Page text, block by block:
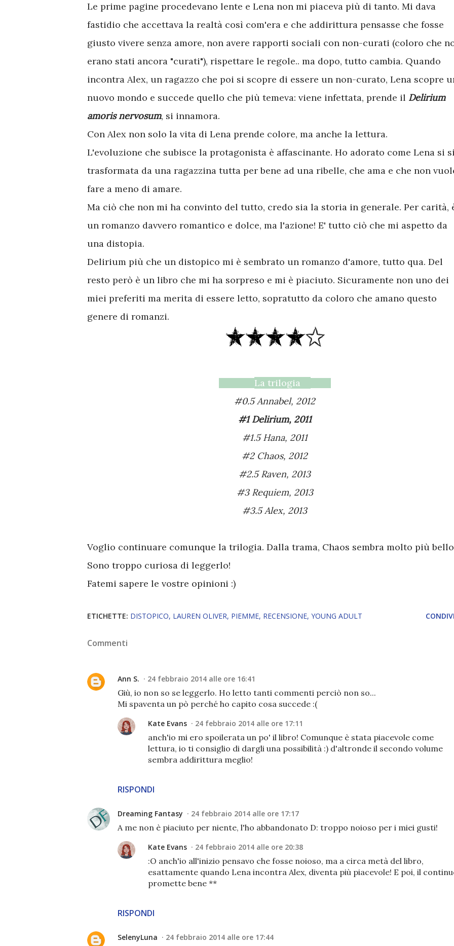
Le prime pagine procedevano lente e Lena non mi piaceva più di tanto. Mi dava
fastidio che accettava la realtà così com'era e che addirittura pensasse che fosse
giusto vivere senza amore, non avere rapporti sociali con non-curati (coloro che
erano stati ancora "curati"), rispettare le regole.. ma dopo, tutto cambia. Quando
incontra Alex, un ragazzo che poi si scopre di essere un non-curato, Lena scopre
nuovo mondo e succede quello che più temeva: viene infettata, prende il Delirium
amoris nervosum, si innamora.
Con Alex non solo la vita di Lena prende colore, ma anche la lettura.
L'evoluzione che subisce la protagonista è affascinante. Ho adorato come Lena si
trasformata da una ragazzina tutta per bene ad una ribelle, che ama e che non
fare a meno di amare.
Ma ciò che non mi ha convinto del tutto, credo sia la storia in generale. Per carità,
un romanzo davvero romantico e dolce, ma l'azione! E' tutto ciò che mi aspetto da
una distopia.
Delirium più che un distopico mi è sembrato un romanzo d'amore, tutto qua. Del
resto però è un libro che mi ha sorpreso e mi è piaciuto. Sicuramente non uno dei
miei preferiti ma merita di essere letto, sopratutto da coloro che amano questo
genere di romanzi.
La trilogia
#0.5 Annabel, 2012
#1 Delirium, 2011
#1.5 Hana, 2011
#2 Chaos, 2012
#2.5 Raven, 2013
#3 Requiem, 2013
#3.5 Alex, 2013
Voglio continuare comunque la trilogia. Dalla trama, Chaos sembra molto più
Sono troppo curiosa di leggerlo!
Fatemi sapere le vostre opinioni :)
ETICHETTE: DISTOPICO LAUREN OLIVER PIEMME RECENSIONE YOUNG ADULT
Commenti
Ann S. 24 febbraio 2014 alle ore 16:41
Giù, io non so se leggerlo. Ho letto tanti commenti perciò non so...
Mi spaventa un pò perché ho capito cosa succede :(
RISPONDI
Kate Evans 24 febbraio 2014 alle ore 17:11
anch'io mi ero spoilerata un po' il libro! Comunque è stata piacevole come
lettura, io ti consiglio di dargli una possibilità :) d'altronde il secondo volume
sembra addirittura meglio!
Dreaming Fantasy 24 febbraio 2014 alle ore 17:17
A me non è piaciuto per niente, l'ho abbandonato D: troppo noioso per i miei gusti!
RISPONDI
Kate Evans 24 febbraio 2014 alle ore 20:38
:O anch'io all'inizio pensavo che fosse noioso, ma a circa metà del libro,
esattamente quando Lena incontra Alex, diventa più piacevole! E poi, il
promette bene **
SelenyLuna 24 febbraio 2014 alle ore 17:44